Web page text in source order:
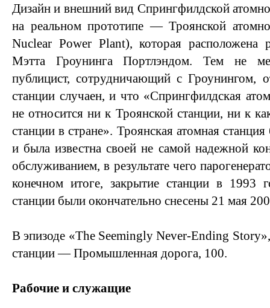
Дизайн и внешний вид Спрингфилдской
на реальном прототипе — Троянской
Nuclear Power Plant), которая
Мэтта Гроунинга Портлэндом. Тем не
публицист, сотрудничающий с Гроунингом,
станции случаен, и что «Спрингфилдская
не относится ни к Троянской станции, ни к
станции в стране». Троянская атомная
и была известна своей не самой надежной
обслуживанием, в результате чего
конечном итоге, закрытие станции в 1993
станции были окончательно снесены 21 мая
В эпизоде «The Seemingly Never-Ending Story»,
станции — Промышленная дорога, 100.
Рабочие и служащие